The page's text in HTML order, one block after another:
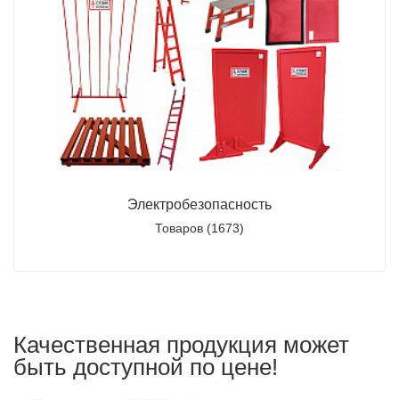
Электробезопасность
Товаров (1673)
Качественная продукция может
быть доступной по цене!